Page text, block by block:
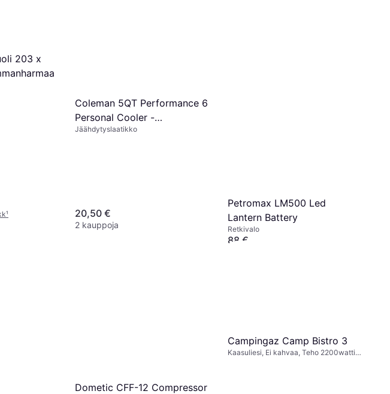
203 x
¹
Coleman 5QT Performance 6
Personal Cooler -
jäähdytinlaatikko
Jäähdytyslaatikko
20,50 €
2 kauppoja
Petromax LM500 Led
Lantern Battery
Retkivalo
88 €
Dometic CFF-12 Compressor
Campingaz Camp Bistro 3
Kaasuliesi, Ei kahvaa, Teho 2200watti,